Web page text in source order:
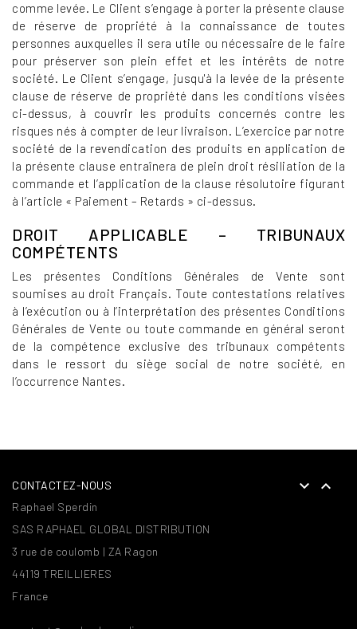
comme levée. Le Client s’engage à porter la présente clause
de réserve de propriété à la connaissance de toutes
personnes auxquelles il sera utile ou nécessaire de le faire
pour préserver son plein effet et les intérêts de notre
société. Le Client s’engage, jusqu'à la levée de la présente
clause de réserve de propriété dans les conditions visées
ci-dessus, à couvrir les produits concernés contre les
risques nés à compter de leur livraison. L’exercice par notre
société de la revendication des produits en application de
la présente clause entraînera de plein droit résiliation de la
commande et l’application de la clause résolutoire figurant
à l’article « Paiement – Retards » ci-dessus.
DROIT APPLICABLE – TRIBUNAUX
COMPÉTENTS
Les présentes Conditions Générales de Vente sont
soumises au droit Français. Toute contestations relatives
à l’exécution ou à l’interprétation des présentes Conditions
Générales de Vente ou toute commande en général seront
de la compétence exclusive des tribunaux compétents
dans le ressort du siège social de notre société, en
l’occurrence Nantes.
CONTACTEZ-NOUS  
Raphael Sperdin
SAS RAPHAEL GLOBAL DISTRIBUTION
3 rue de coulomb | ZA Ragon
44119 TREILLIERES
France